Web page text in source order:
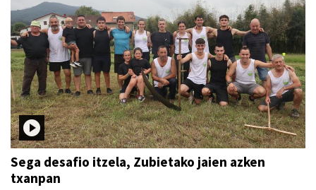
Sega desafio itzela, Zubietako jaien azken
txanpan